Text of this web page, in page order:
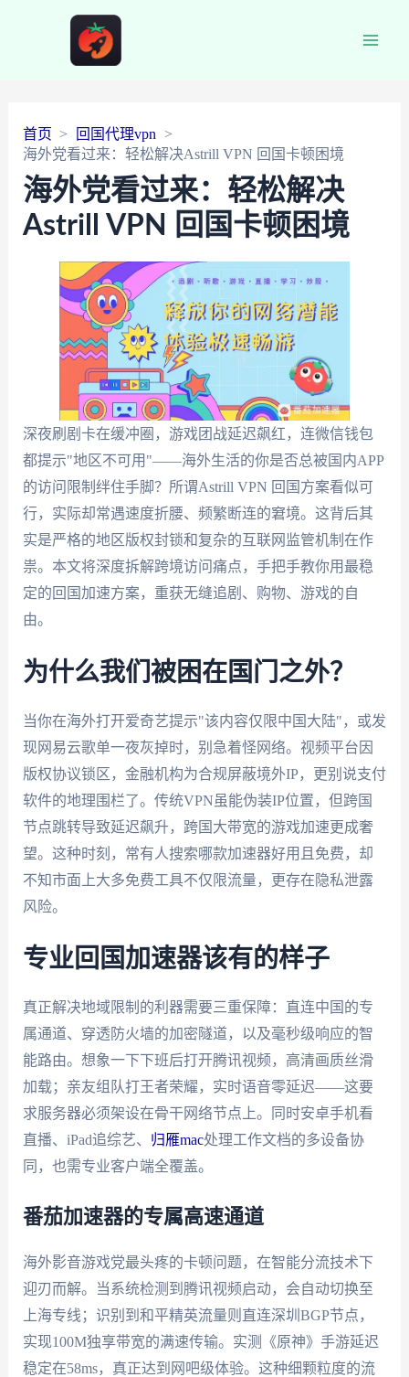
首页
回国代理vpn
海外党看过来：轻松解决Astrill VPN 回国卡顿困境
海外党看过来：轻松解决
Astrill VPN 回国卡顿困境
深夜刷剧卡在缓冲圈，游戏团战延迟飙红，连微信钱包
都提示"地区不可用"——海外生活的你是否总被国内APP
的访问限制绊住手脚？所谓Astrill VPN 回国方案看似可
行，实际却常遇速度折腰、频繁断连的窘境。这背后其
实是严格的地区版权封锁和复杂的互联网监管机制在作
祟。本文将深度拆解跨境访问痛点，手把手教你用最稳
定的回国加速方案，重获无缝追剧、购物、游戏的自
由。
为什么我们被困在国门之外？
当你在海外打开爱奇艺提示"该内容仅限中国大陆"，或发
现网易云歌单一夜灰掉时，别急着怪网络。视频平台因
版权协议锁区，金融机构为合规屏蔽境外IP，更别说支付
软件的地理围栏了。传统VPN虽能伪装IP位置，但跨国
节点跳转导致延迟飙升，跨国大带宽的游戏加速更成奢
望。这种时刻，常有人搜索哪款加速器好用且免费，却
不知市面上大多免费工具不仅限流量，更存在隐私泄露
风险。
专业回国加速器该有的样子
真正解决地域限制的利器需要三重保障：直连中国的专
属通道、穿透防火墙的加密隧道，以及毫秒级响应的智
能路由。想象一下下班后打开腾讯视频，高清画质丝滑
加载；亲友组队打王者荣耀，实时语音零延迟——这要
求服务器必须架设在骨干网络节点上。同时安卓手机看
直播、iPad追综艺、 归雁mac处理工作文档的多设备协
同，也需专业客户端全覆盖。
番茄加速器的专属高速通道
海外影音游戏党最头疼的卡顿问题，在智能分流技术下
迎刃而解。当系统检测到腾讯视频启动，会自动切换至
上海专线；识别到和平精英流量则直连深圳BGP节点，
实现100M独享带宽的满速传输。实测《原神》手游延迟
稳定在58ms，真正达到网吧级体验。这种细颗粒度的流